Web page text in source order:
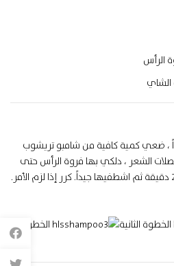
الرأس
الشاي
، ضعي كمية كافية من شامبو تريشوب
الشعر ، دلكي بها فروة الرأس حتى
الخطوة الثانية
الخطوة